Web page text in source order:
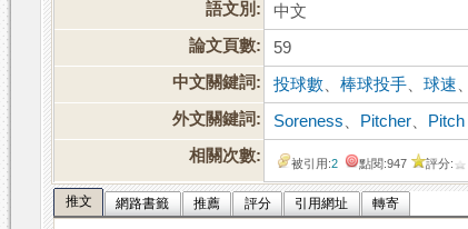
語文別:
中文
論文頁數:
59
中文關鍵詞:
投球數 、棒球投手 、球速
外文關鍵詞:
Soreness Pitcher
相關次數:
被引用:2 點閱:947 評分:
推文 網路書籤 推薦 評分 引用網址 轉寄